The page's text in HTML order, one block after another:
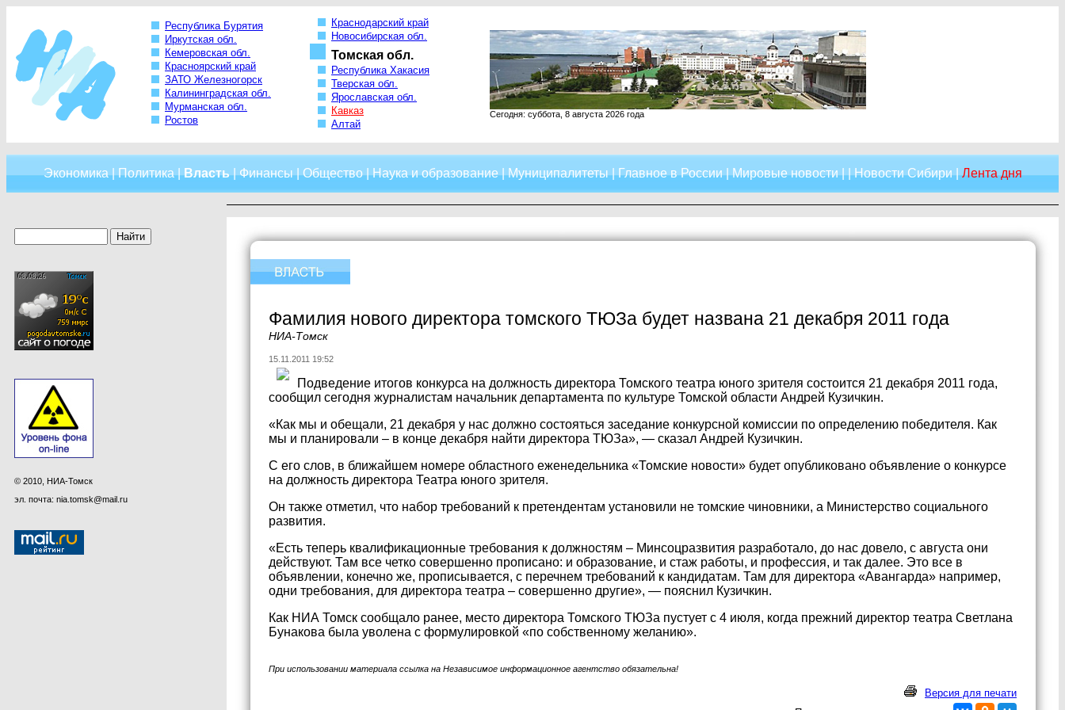
Республика Бурятия
Иркутская обл.
Кемеровская обл.
Красноярский край
ЗАТО Железногорск
Калининградская обл.
Мурманская обл.
Ростов
Краснодарский край
Новосибирская обл.
Томская обл.
Республика Хакасия
Тверская обл.
Ярославская обл.
Кавказ
Алтай
Сегодня: суббота, 8 августа 2026 года
Экономика|Политика|Власть|Финансы|Общество|Наука и образование|Муниципалитеты|Главное в России|Мировые новости| |Новости Сибири|Лента дня
© 2010, НИА-Томск
эл. почта: nia.tomsk@mail.ru
Фамилия нового директора томского ТЮЗа будет названа 21 декабря 2011 года
НИА-Томск
15.11.2011 19:52
Подведение итогов конкурса на должность директора Томского театра юного зрителя состоится 21 декабря 2011 года,
сообщил сегодня журналистам начальник департамента по культуре Томской области Андрей Кузичкин.
«Как мы и обещали, 21 декабря у нас должно состояться заседание конкурсной комиссии по определению победителя. Как
мы и планировали – в конце декабря найти директора ТЮЗа», — сказал Андрей Кузичкин.
С его слов, в ближайшем номере областного еженедельника «Томские новости» будет опубликовано объявление о конкурсе
на должность директора Театра юного зрителя.
Он также отметил, что набор требований к претендентам установили не томские чиновники, а Министерство социального
развития.
«Есть теперь квалификационные требования к должностям – Минсоцразвития разработало, до нас довело, с августа они
действуют. Там все четко совершенно прописано: и образование, и стаж работы, и профессия, и так далее. Это все в
объявлении, конечно же, прописывается, с перечнем требований к кандидатам. Там для директора «Авангарда» например,
одни требования, для директора театра – совершенно другие», — пояснил Кузичкин.
Как НИА Томск сообщало ранее, место директора Томского ТЮЗа пустует с 4 июля, когда прежний директор театра Светлана
Бунакова была уволена с формулировкой «по собственному желанию».
При использовании материала ссылка на Независимое информационное агентство обязательна!
Версия для печати